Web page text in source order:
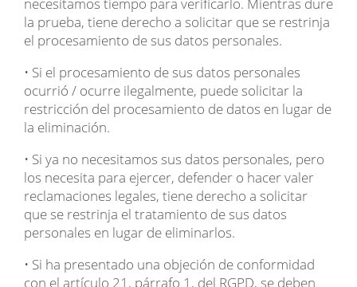
la prueba, tiene derecho a solicitar que se restrinja
el procesamiento de sus datos personales.
• Si el procesamiento de sus datos personales
ocurrió / ocurre ilegalmente, puede solicitar la
restricción del procesamiento de datos en lugar de
la eliminación.
• Si ya no necesitamos sus datos personales, pero
los necesita para ejercer, defender o hacer valer
reclamaciones legales, tiene derecho a solicitar
que se restrinja el tratamiento de sus datos
personales en lugar de eliminarlos.
• Si ha presentado una objeción de conformidad
con el artículo 21, párrafo 1, del RGPD, se deben